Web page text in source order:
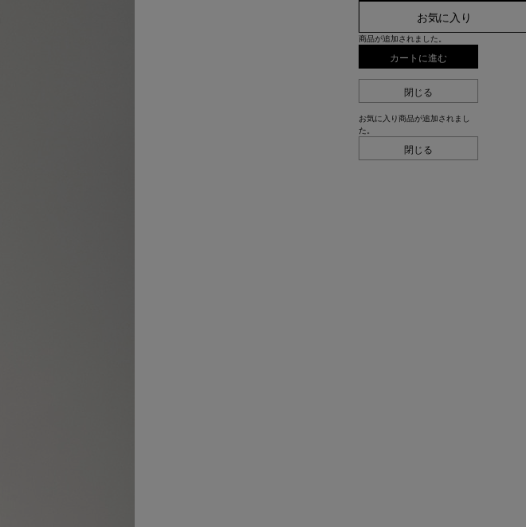
お気に入り
商品が追加されました。
カートに進む
閉じる
お気に入り商品が追加されまし
た。
閉じる